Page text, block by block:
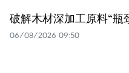
破解木材深加工原料“瓶
06/08/2026 09:50